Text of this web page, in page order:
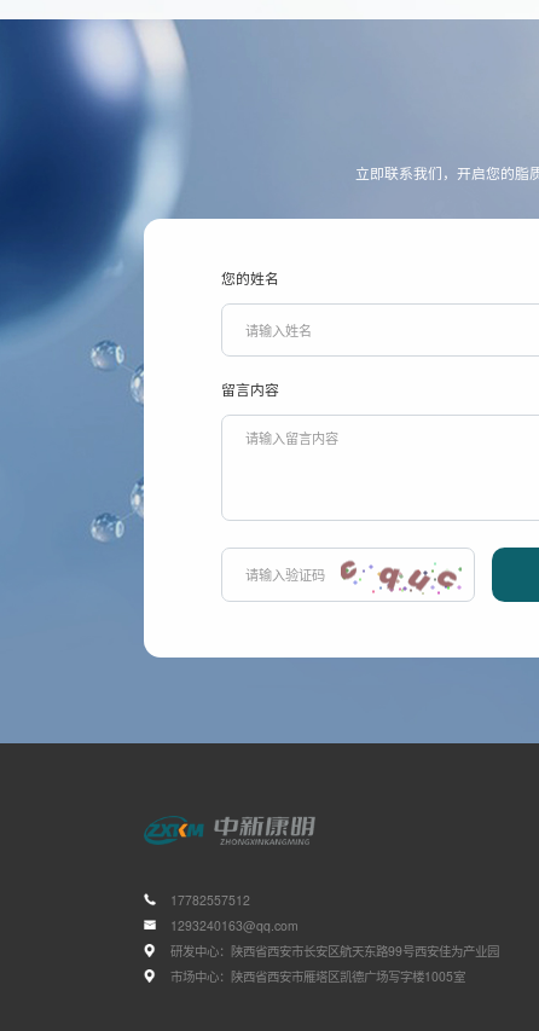
立即联系我们，开启您的脂
您的姓名
留言内容
17782557512
1293240163@qq.com
研发中心：陕西省西安市长安区航天东路99号西安佳为产业园
市场中心：陕西省西安市雁塔区凯德广场写字楼1005室